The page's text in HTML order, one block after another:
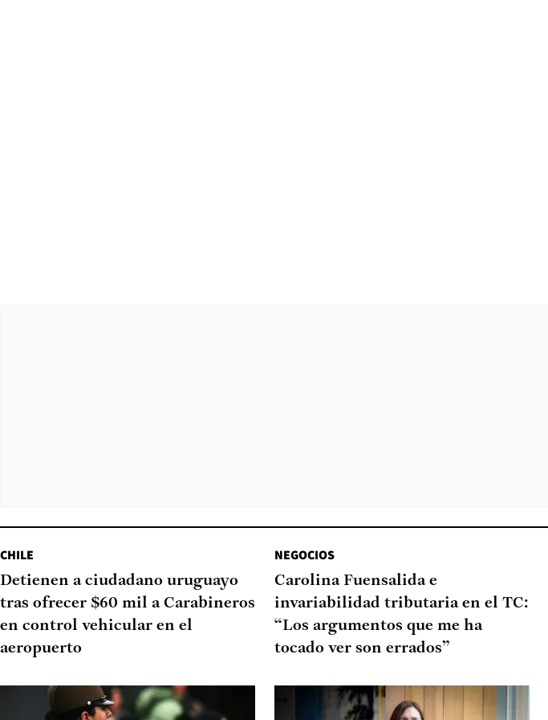
CHILE
Detienen a ciudadano uruguayo
tras ofrecer $60 mil a Carabineros
en control vehicular en el
aeropuerto
NEGOCIOS
Carolina Fuensalida e
invariabilidad tributaria en el TC:
“Los argumentos que me ha
tocado ver son errados”